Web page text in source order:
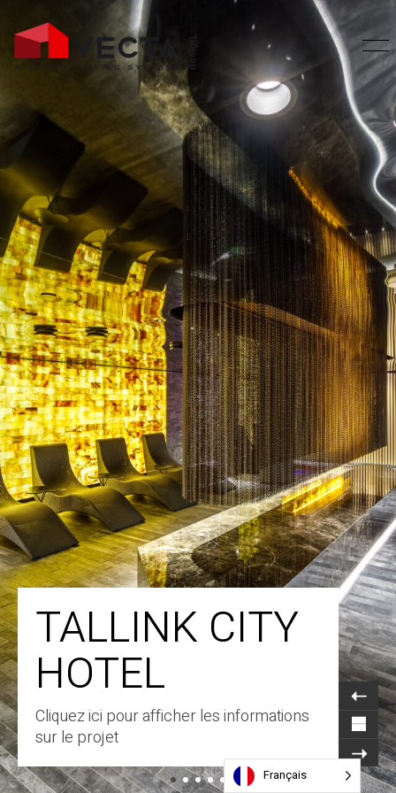
TALLINK CITY
HOTEL
Cliquez ici pour afficher les informations
sur le projet
Français